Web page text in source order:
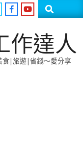
Search
作達人
食|旅遊|省錢～愛分享